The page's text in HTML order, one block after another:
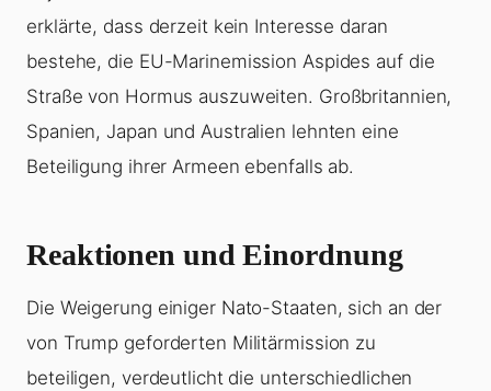
erklärte, dass derzeit kein Interesse daran
bestehe, die EU-Marinemission Aspides auf die
Straße von Hormus auszuweiten. Großbritannien,
Spanien, Japan und Australien lehnten eine
Beteiligung ihrer Armeen ebenfalls ab.
Reaktionen und Einordnung
Die Weigerung einiger Nato-Staaten, sich an der
von Trump geforderten Militärmission zu
beteiligen, verdeutlicht die unterschiedlichen